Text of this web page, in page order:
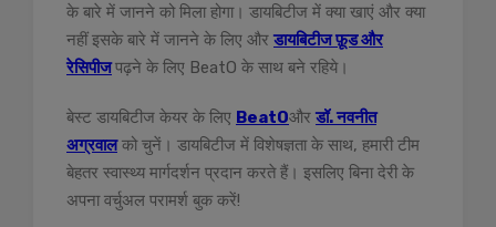
के बारे में जानने को मिला होगा। डायबिटीज में क्या खाएं और क्या
नहीं इसके बारे में जानने के लिए और डायबिटीज फ़ूड और
रेसिपीजपढ़ने के लिए BeatO के साथ बने रहिये।
बेस्ट डायबिटीज केयर के लिए BeatOऔर डॉ. नवनीत
अग्रवालको चुनें। डायबिटीज में विशेषज्ञता के साथ, हमारी टीम
बेहतर स्वास्थ्य मार्गदर्शन प्रदान करते हैं। इसलिए बिना देरी के
अपना वर्चुअल परामर्श बुक करें!